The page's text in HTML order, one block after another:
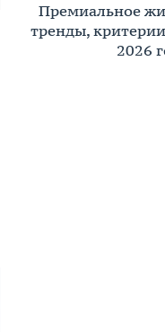
Премиальное
тренды,
2026